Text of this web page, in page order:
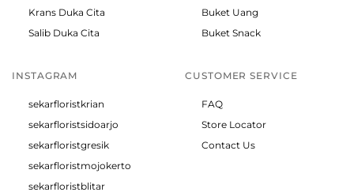
Krans Duka Cita
Salib Duka Cita
Buket Uang
Buket Snack
INSTAGRAM
sekarfloristkrian
sekarfloristsidoarjo
sekarfloristgresik
sekarfloristmojokerto
sekarfloristblitar
CUSTOMER SERVICE
FAQ
Store Locator
Contact Us